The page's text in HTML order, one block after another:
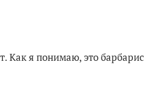
Как я понимаю, это барбарис